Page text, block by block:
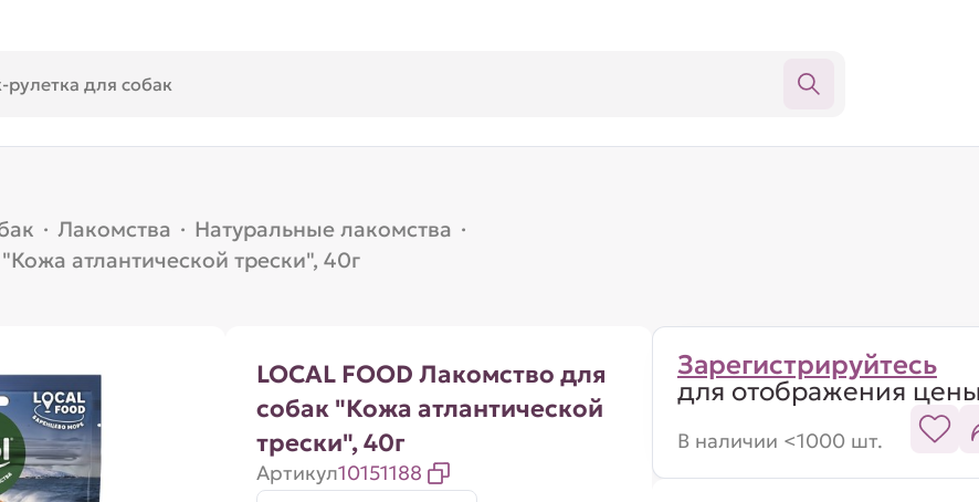
· Лакомства · Натуральные лакомства ·
атлантической трески", 40г
LOCAL FOOD Лакомство для
собак "Кожа атлантической
трески", 40г
Артикул10151188
Зарегистрируйтесь
для отображения
В наличии <1000 шт.